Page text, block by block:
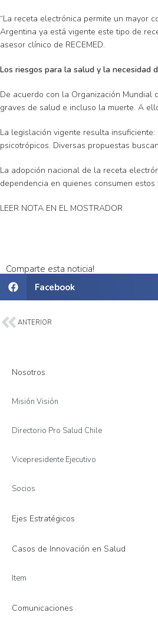
“La receta electrónica permite un mayor
Argentina ya está vigente este tipo de
asesor clínico de RECEMED.
Los riesgos para la salud y la necesidad
De acuerdo con la Organización Mundial
graves de salud e incluso la muerte. A
La legislación vigente resulta
psicotrópicos. Diversas propuestas
La adopción nacional de la receta
dependencia en quienes consumen
LEER NOTA EN EL MOSTRADOR
Comparte esta noticia!
Facebook
ANTERIOR
Nosotros
Misión Visión
Directorio Pro Salud Chile
Vicepresidente Ejecutivo
Socios
Ejes Estratégicos
Casos de Innovación en Salud
Item
Comunicaciones